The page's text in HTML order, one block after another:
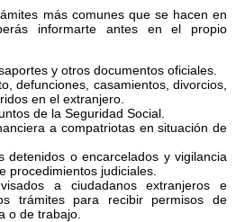
más comunes que se hacen en
informarte antes en el propio
y otros documentos oficiales.
defunciones, casamientos, divorcios,
en el extranjero.
de la Seguridad Social.
a compatriotas en situación de
detenidos o encarcelados y vigilancia
procedimientos judiciales.
a ciudadanos extranjeros e
trámites para recibir permisos de
o de trabajo.